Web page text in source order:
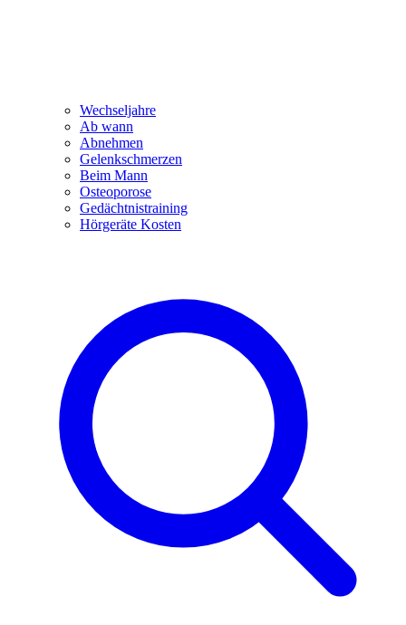
Wechseljahre
Ab wann
Abnehmen
Gelenkschmerzen
Beim Mann
Osteoporose
Gedächtnistraining
Hörgeräte Kosten